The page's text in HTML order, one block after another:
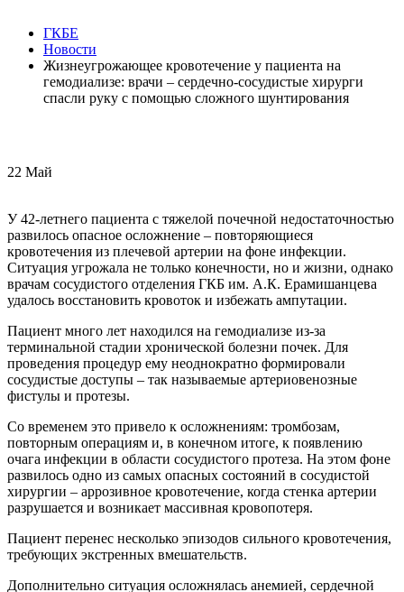
ГКБЕ
Новости
Жизнеугрожающее кровотечение у пациента на
гемодиализе: врачи – сердечно-сосудистые хирурги
спасли руку с помощью сложного шунтирования
22 Май
У 42-летнего пациента с тяжелой почечной недостаточностью
развилось опасное осложнение – повторяющиеся
кровотечения из плечевой артерии на фоне инфекции.
Ситуация угрожала не только конечности, но и жизни, однако
врачам сосудистого отделения ГКБ им. А.К. Ерамишанцева
удалось восстановить кровоток и избежать ампутации.
Пациент много лет находился на гемодиализе из-за
терминальной стадии хронической болезни почек. Для
проведения процедур ему неоднократно формировали
сосудистые доступы – так называемые артериовенозные
фистулы и протезы.
Со временем это привело к осложнениям: тромбозам,
повторным операциям и, в конечном итоге, к появлению
очага инфекции в области сосудистого протеза. На этом фоне
развилось одно из самых опасных состояний в сосудистой
хирургии – аррозивное кровотечение, когда стенка артерии
разрушается и возникает массивная кровопотеря.
Пациент перенес несколько эпизодов сильного кровотечения,
требующих экстренных вмешательств.
Дополнительно ситуация осложнялась анемией, сердечной